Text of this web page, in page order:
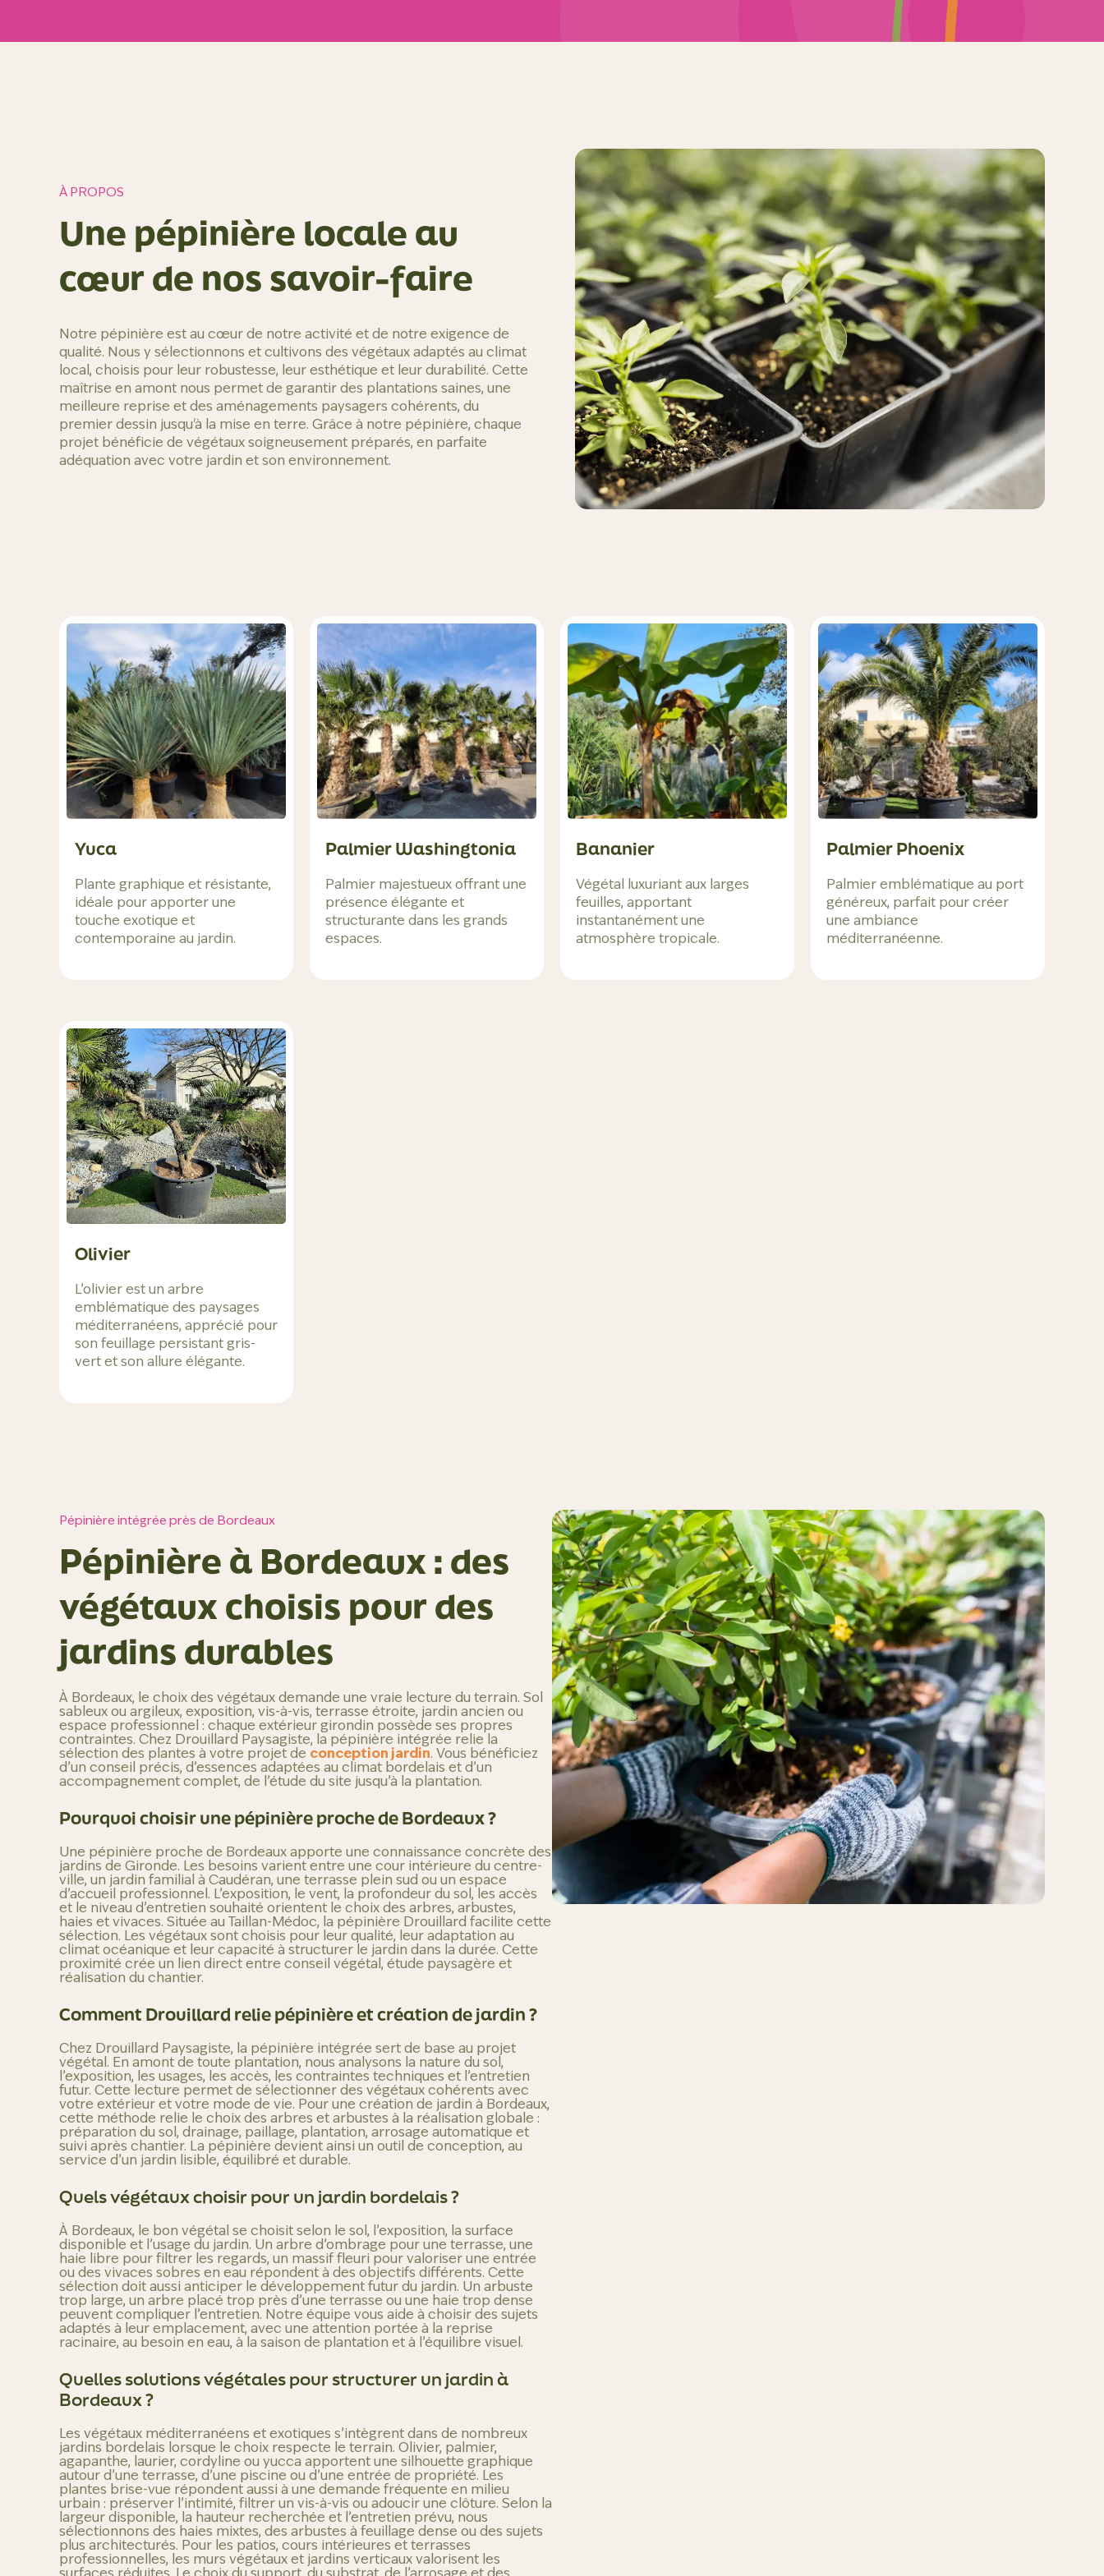
À PROPOS
Une pépinière locale au
cœur de nos savoir-faire
Notre pépinière est au cœur de notre activité et de notre exigence de
qualité. Nous y sélectionnons et cultivons des végétaux adaptés au climat
local, choisis pour leur robustesse, leur esthétique et leur durabilité. Cette
maîtrise en amont nous permet de garantir des plantations saines, une
meilleure reprise et des aménagements paysagers cohérents, du
premier dessin jusqu'à la mise en terre. Grâce à notre pépinière, chaque
projet bénéficie de végétaux soigneusement préparés, en parfaite
adéquation avec votre jardin et son environnement.
Yuca
Plante graphique et résistante,
idéale pour apporter une
touche exotique et
contemporaine au jardin.
Palmier Washingtonia
Palmier majestueux offrant une
présence élégante et
structurante dans les grands
espaces.
Bananier
Végétal luxuriant aux larges
feuilles, apportant
instantanément une
atmosphère tropicale.
Palmier Phoenix
Palmier emblématique au port
généreux, parfait pour créer
une ambiance
méditerranéenne.
Olivier
L’olivier est un arbre
emblématique des paysages
méditerranéens, apprécié pour
son feuillage persistant gris-
vert et son allure élégante.
Pépinière intégrée près de Bordeaux
Pépinière à Bordeaux : des
végétaux choisis pour des
jardins durables
À Bordeaux, le choix des végétaux demande une vraie lecture du terrain. Sol
sableux ou argileux, exposition, vis-à-vis, terrasse étroite, jardin ancien ou
espace professionnel : chaque extérieur girondin possède ses propres
contraintes. Chez Drouillard Paysagiste, la pépinière intégrée relie la
sélection des plantes à votre projet de conception jardin. Vous bénéficiez
d’un conseil précis, d’essences adaptées au climat bordelais et d’un
accompagnement complet, de l’étude du site jusqu’à la plantation.
Pourquoi choisir une pépinière proche de Bordeaux ?
Une pépinière proche de Bordeaux apporte une connaissance concrète des
jardins de Gironde. Les besoins varient entre une cour intérieure du centre-
ville, un jardin familial à Caudéran, une terrasse plein sud ou un espace
d’accueil professionnel. L’exposition, le vent, la profondeur du sol, les accès
et le niveau d’entretien souhaité orientent le choix des arbres, arbustes,
haies et vivaces. Située au Taillan-Médoc, la pépinière Drouillard facilite cette
sélection. Les végétaux sont choisis pour leur qualité, leur adaptation au
climat océanique et leur capacité à structurer le jardin dans la durée. Cette
proximité crée un lien direct entre conseil végétal, étude paysagère et
réalisation du chantier.
Comment Drouillard relie pépinière et création de jardin ?
Chez Drouillard Paysagiste, la pépinière intégrée sert de base au projet
végétal. En amont de toute plantation, nous analysons la nature du sol,
l’exposition, les usages, les accès, les contraintes techniques et l’entretien
futur. Cette lecture permet de sélectionner des végétaux cohérents avec
votre extérieur et votre mode de vie. Pour une création de jardin à Bordeaux,
cette méthode relie le choix des arbres et arbustes à la réalisation globale :
préparation du sol, drainage, paillage, plantation, arrosage automatique et
suivi après chantier. La pépinière devient ainsi un outil de conception, au
service d’un jardin lisible, équilibré et durable.
Quels végétaux choisir pour un jardin bordelais ?
À Bordeaux, le bon végétal se choisit selon le sol, l’exposition, la surface
disponible et l’usage du jardin. Un arbre d’ombrage pour une terrasse, une
haie libre pour filtrer les regards, un massif fleuri pour valoriser une entrée
ou des vivaces sobres en eau répondent à des objectifs différents. Cette
sélection doit aussi anticiper le développement futur du jardin. Un arbuste
trop large, un arbre placé trop près d’une terrasse ou une haie trop dense
peuvent compliquer l’entretien. Notre équipe vous aide à choisir des sujets
adaptés à leur emplacement, avec une attention portée à la reprise
racinaire, au besoin en eau, à la saison de plantation et à l’équilibre visuel.
Quelles solutions végétales pour structurer un jardin à
Bordeaux ?
Les végétaux méditerranéens et exotiques s’intègrent dans de nombreux
jardins bordelais lorsque le choix respecte le terrain. Olivier, palmier,
agapanthe, laurier, cordyline ou yucca apportent une silhouette graphique
autour d’une terrasse, d’une piscine ou d’une entrée de propriété. Les
plantes brise-vue répondent aussi à une demande fréquente en milieu
urbain : préserver l’intimité, filtrer un vis-à-vis ou adoucir une clôture. Selon la
largeur disponible, la hauteur recherchée et l’entretien prévu, nous
sélectionnons des haies mixtes, des arbustes à feuillage dense ou des sujets
plus architecturés. Pour les patios, cours intérieures et terrasses
professionnelles, les murs végétaux et jardins verticaux valorisent les